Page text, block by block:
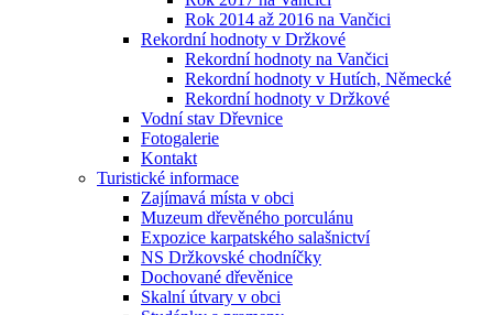
Rok 2014 až 2016 na Vančici
Rekordní hodnoty v Držkové
Rekordní hodnoty na Vančici
Rekordní hodnoty v Hutích, Německé
Rekordní hodnoty v Držkové
Vodní stav Dřevnice
Fotogalerie
Kontakt
Turistické informace
Zajímavá místa v obci
Muzeum dřevěného porculánu
Expozice karpatského salašnictví
NS Držkovské chodníčky
Dochované dřevěnice
Skalní útvary v obci